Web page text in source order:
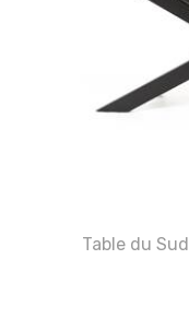
Table du